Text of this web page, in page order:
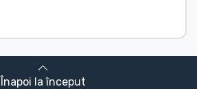
Înapoi la început